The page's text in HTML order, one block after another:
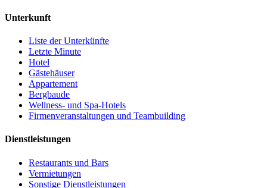
Unterkunft
Liste der Unterkünfte
Letzte Minute
Hotel
Gästehäuser
Appartement
Bergbaude
Wellness- und Spa-Hotels
Firmenveranstaltungen und Teambuilding
Dienstleistungen
Restaurants und Bars
Vermietungen
Sonstige Dienstleistungen